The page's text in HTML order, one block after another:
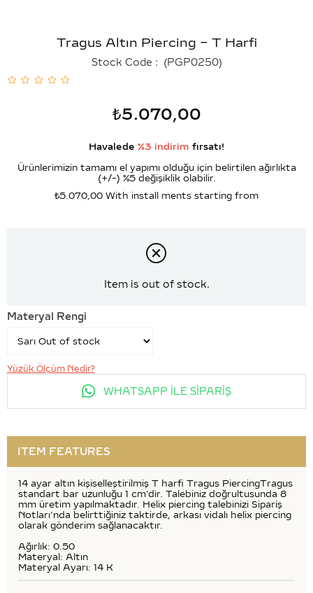
Tragus Altın Piercing – T Harfi
Stock Code (PGP0250)
₺5.070,00
Havalede %3 indirim fırsatı!
Ürünlerimizin tamamı el yapımı olduğu için belirtilen ağırlıkta
(+/-) %5 değişiklik olabilir.
₺5.070,00 With install ments starting from
Item is out of stock.
Materyal Rengi
Yüzük Ölçüm Nedir?
WHATSAPP İLE SİPARİŞ
ITEM FEATURES
14 ayar altın kişiselleştirilmiş T harfi Tragus PiercingTragus
standart bar uzunluğu 1 cm'dir. Talebiniz doğrultusunda 8
mm üretim yapılmaktadır. Helix piercing talebinizi Sipariş
Notları'nda belirttiğiniz taktirde, arkası vidalı helix piercing
olarak gönderim sağlanacaktır.
Ağırlık: 0.50
Materyal: Altın
Materyal Ayarı: 14 K